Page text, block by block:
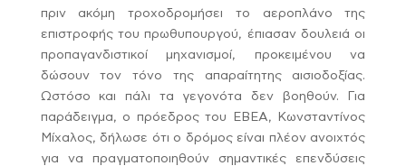
πριν ακόμη τροχοδρομήσει το αεροπλάνο της
επιστροφής του πρωθυπουργού, έπιασαν δουλειά οι
προπαγανδιστικοί μηχανισμοί, προκειμένου να
δώσουν τον τόνο της απαραίτητης αισιοδοξίας.
Ωστόσο και πάλι τα γεγονότα δεν βοηθούν. Για
παράδειγμα, ο πρόεδρος του ΕΒΕΑ, Κωνσταντίνος
Μίχαλος, δήλωσε ότι ο δρόμος είναι πλέον ανοιχτός
για να πραγματοποιηθούν σημαντικές επενδύσεις